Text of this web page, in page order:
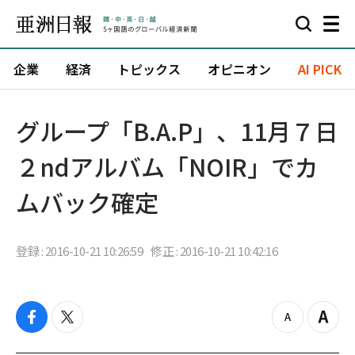
企業 経済 トピックス オピニオン AI PICK
グループ「B.A.P」、11月７日
２ndアルバム「NOIR」でカ
ムバック確定
登録 : 2016-10-21 10:26:59 修正 : 2016-10-21 10:42:16
f
t
z
Z